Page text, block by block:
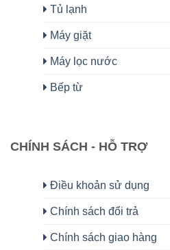
Tủ lạnh
Máy giặt
Máy lọc nước
Bếp từ
CHÍNH SÁCH - HỖ TRỢ
Điều khoản sử dụng
Chính sách đổi trả
Chính sách giao hàng